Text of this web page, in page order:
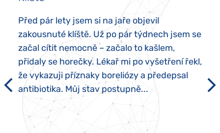
Před pár lety jsem si na jaře objevil
zakousnuté klíště. Už po pár týdnech jsem se
začal cítit nemocně – začalo to kašlem,
přidaly se horečky. Lékař mi po vyšetření řekl,
že vykazuji příznaky boreliózy a předepsal
antibiotika. Můj stav postupně...